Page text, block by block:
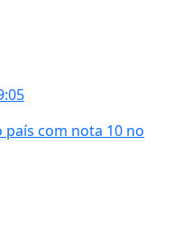
com nota 10 no